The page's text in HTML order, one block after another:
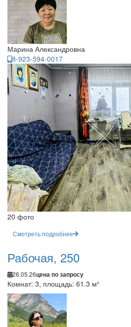
Марина Александровна
8-923-594-0017
20 фото
Смотреть подробнее
Рабочая, 250
26.05.26цена по запросу
Комнат: 3, площадь: 61.3 м²